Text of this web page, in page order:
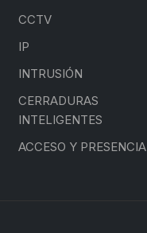
CCTV
IP
INTRUSIÓN
CERRADURAS
INTELIGENTES
ACCESO Y PRESENCIA